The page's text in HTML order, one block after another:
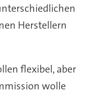
Herstellern
flexibel, aber
wolle